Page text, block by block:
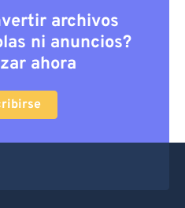
archivos
ni anuncios?
ahora